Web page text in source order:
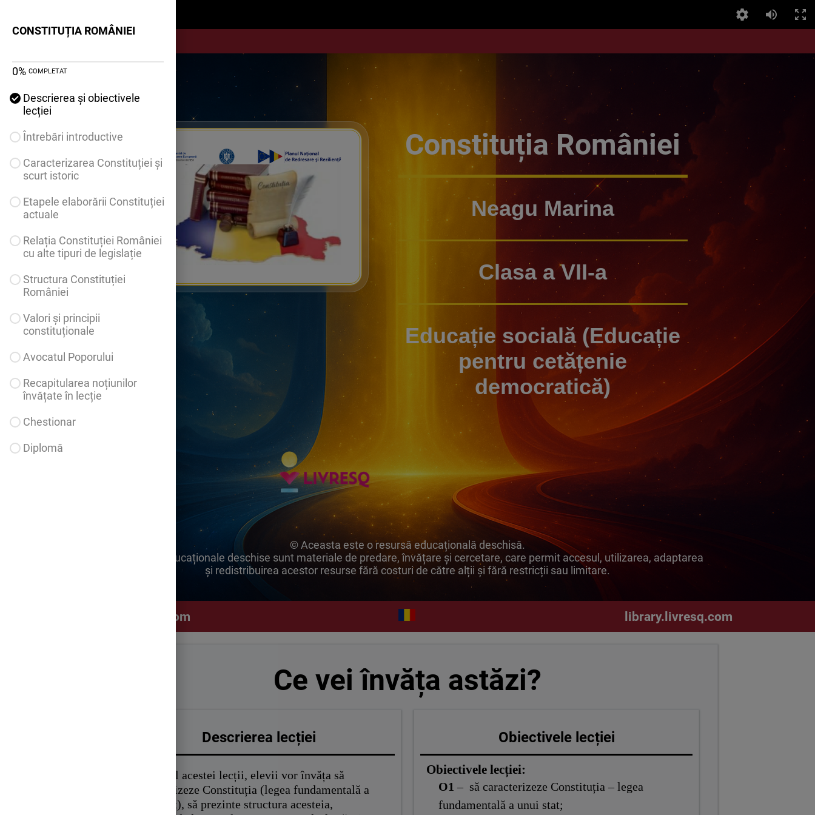
CONSTITUȚIA ROMÂNIEI
0% COMPLETAT
Descrierea și obiectivele
lecției
Întrebări introductive
Caracterizarea Constituției și
scurt istoric
Etapele elaborării Constituției
actuale
Relația Constituției României
cu alte tipuri de legislație
Structura Constituției
României
Valori și principii
constituționale
Avocatul Poporului
Recapitularea noțiunilor
învățate în lecție
Chestionar
Diplomă
Constituția României
Neagu Marina
Clasa a VII-a
Educație socială (Educație
pentru cetățenie
democratică)
© Aceasta este o resursă educațională deschisă.
Resursele educaționale deschise sunt materiale de predare, învățare și cercetare, care permit accesul, utilizarea, adaptarea
și redistribuirea acestor resurse fără costuri de către alții și fără restricții sau limitare.
author.livresq.com library.livresq.com
Ce vei învăța astăzi?
Descrierea lecției
În cadrul acestei lecții, elevii vor învăța să
caracterizeze Constituția (legea fundamentală a
unui stat), să prezinte structura acesteia,
Obiectivele lecției
Obiectivele lecției:
O1 – să caracterizeze Constituția – legea
fundamentală a unui stat;